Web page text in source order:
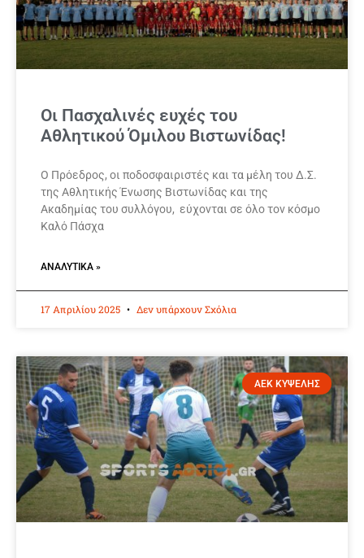
Οι Πασχαλινές ευχές του
Αθλητικού Όμιλου Βιστωνίδας!
Ο Πρόεδρος, οι ποδοσφαιριστές και τα μέλη του Δ.Σ.
της Αθλητικής Ένωσης Βιστωνίδας και της
Ακαδημίας του συλλόγου, εύχονται σε όλο τον κόσμο
Καλό Πάσχα
ΑΝΑΛΥΤΙΚΆ »
17 Απριλίου 2025 Δεν υπάρχουν Σχόλια
ΑΕΚ ΚΥΨΕΛΗΣ